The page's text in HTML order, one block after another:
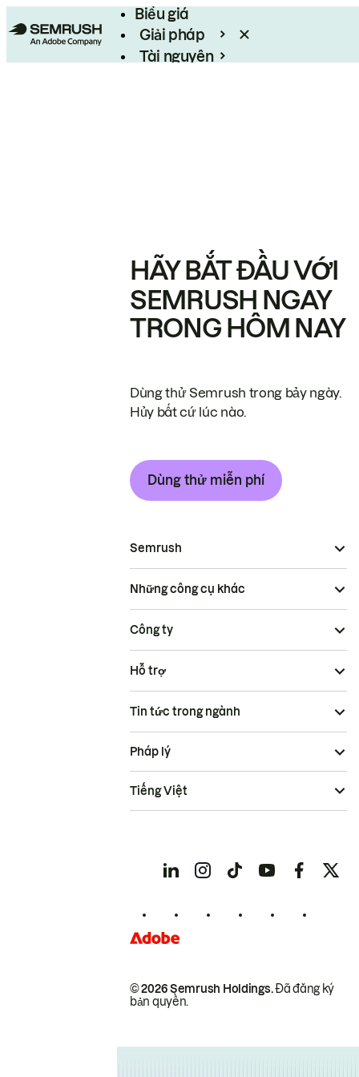
Biểu giá
Giải pháp
Tài nguyên
HÃY BẮT ĐẦU VỚI
SEMRUSH NGAY
TRONG HÔM NAY
Dùng thử Semrush trong bảy ngày.
Hủy bất cứ lúc nào.
Dùng thử miễn phí
Semrush
Những công cụ khác
Công ty
Hỗ trợ
Tin tức trong ngành
© 2026 Semrush Holdings.Đã đăng ký
bản quyền.
Pháp lý
Tiếng Việt